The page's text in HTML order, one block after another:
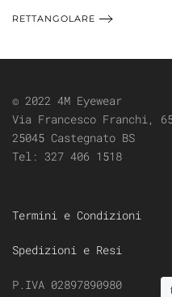
RETTANGOLARE
© 2022 4M Eyewear
Via Francesco Franchi,
25045 Castegnato BS
Tel: 327 406 1518
Termini e Condizioni
Spedizioni e Resi
P.IVA 02897890980